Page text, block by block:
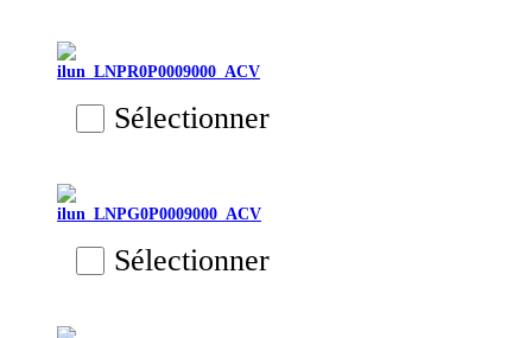
ilun_LNPR0P0009000_ACV
Sélectionner
ilun_LNPG0P0009000_ACV
Sélectionner